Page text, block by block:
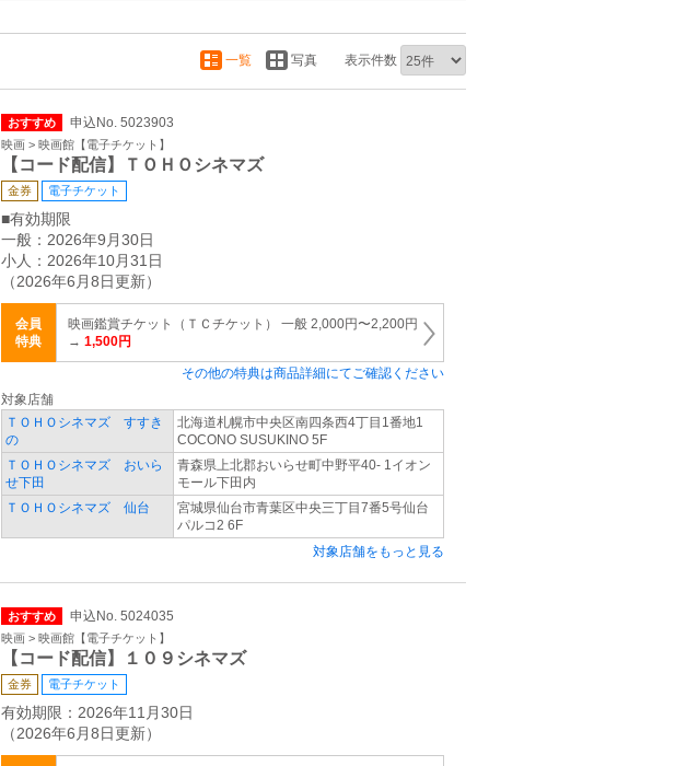
一覧 写真 表示件数
おすすめ 申込No. 5023903
映画 > 映画館【電子チケット】
【コード配信】ＴＯＨＯシネマズ
金券 電子チケット
■有効期限
一般：2026年9月30日
小人：2026年10月31日
（2026年6月8日更新）
会員
特典
映画鑑賞チケット（ＴＣチケット） 一般 2,000円〜2,200円
→ 1,500円
その他の特典は商品詳細にてご確認ください
対象店舗
ＴＯＨＯシネマズ すすき
の
北海道札幌市中央区南四条西4丁目1番地1
COCONO SUSUKINO 5F
ＴＯＨＯシネマズ おいら
せ下田
青森県上北郡おいらせ町中野平40- 1イオン
モール下田内
ＴＯＨＯシネマズ 仙台
宮城県仙台市青葉区中央三丁目7番5号仙台
パルコ2 6F
対象店舗をもっと見る
おすすめ 申込No. 5024035
映画 > 映画館【電子チケット】
【コード配信】１０９シネマズ
金券 電子チケット
有効期限：2026年11月30日
（2026年6月8日更新）